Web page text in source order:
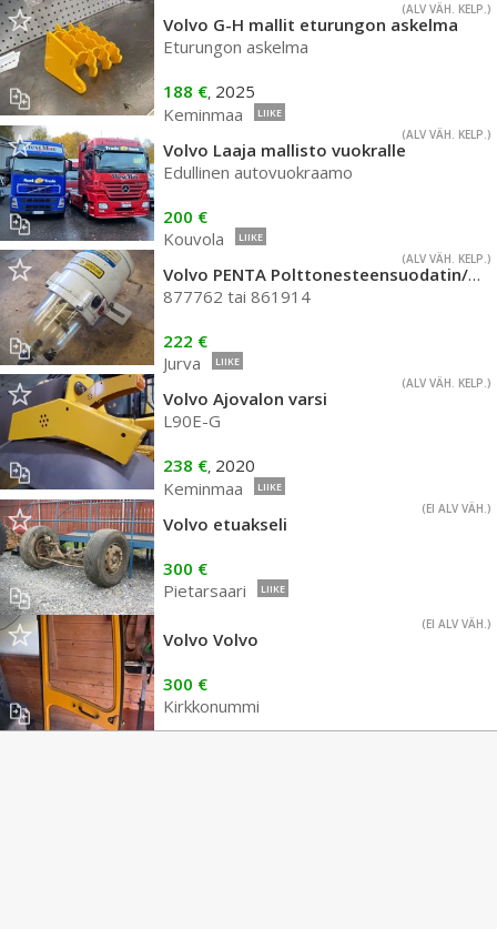
(ALV VÄH. KELP.)
Volvo G-H mallit eturungon askelma
Eturungon askelma
188 €, 2025
Keminmaa
LIIKE
(ALV VÄH. KELP.)
Volvo Laaja mallisto vuokralle
Edullinen autovuokraamo
200 €
Kouvola
LIIKE
(ALV VÄH. KELP.)
Volvo PENTA Polttonesteensuodatin/vedenerotin, dieselmoottoreille
877762 tai 861914
222 €
Jurva
LIIKE
(ALV VÄH. KELP.)
Volvo Ajovalon varsi
L90E-G
238 €, 2020
Keminmaa
LIIKE
(EI ALV VÄH.)
Volvo etuakseli
300 €
Pietarsaari
LIIKE
(EI ALV VÄH.)
Volvo Volvo
300 €
Kirkkonummi